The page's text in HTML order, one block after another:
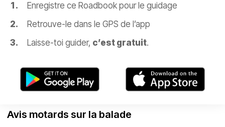
Enregistre ce Roadbook pour le guidage
Retrouve-le dans le GPS de l’app
Laisse-toi guider, c’est gratuit.
Avis motards sur la balade